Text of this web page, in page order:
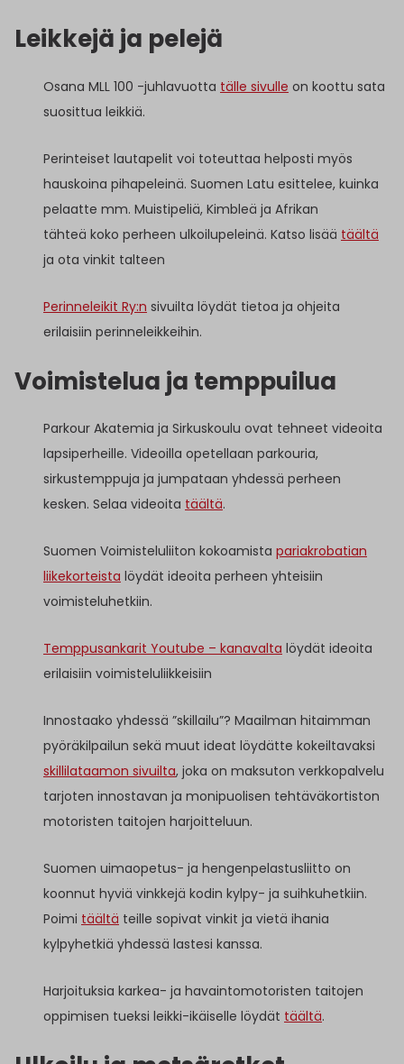
Leikkejä ja pelejä
Osana MLL 100 -juhlavuotta tälle sivulle on koottu sata
suosittua leikkiä.
Perinteiset lautapelit voi toteuttaa helposti myös
hauskoina pihapeleinä. Suomen Latu esittelee, kuinka
pelaatte mm. Muistipeliä, Kimbleä ja Afrikan
tähteä koko perheen ulkoilupeleinä. Katso lisää täältä
ja ota vinkit talteen
Perinneleikit Ry:n sivuilta löydät tietoa ja ohjeita
erilaisiin perinneleikkeihin.
Voimistelua ja temppuilua
Parkour Akatemia ja Sirkuskoulu ovat tehneet videoita
lapsiperheille. Videoilla opetellaan parkouria,
sirkustemppuja ja jumpataan yhdessä perheen
kesken. Selaa videoita täältä.
Suomen Voimisteluliiton kokoamista pariakrobatian
liikekorteista löydät ideoita perheen yhteisiin
voimisteluhetkiin.
Temppusankarit Youtube – kanavalta löydät ideoita
erilaisiin voimisteluliikkeisiin
Innostaako yhdessä ”skillailu”? Maailman hitaimman
pyöräkilpailun sekä muut ideat löydätte kokeiltavaksi
skillilataamon sivuilta, joka on maksuton verkkopalvelu
tarjoten innostavan ja monipuolisen tehtäväkortiston
motoristen taitojen harjoitteluun.
Suomen uimaopetus- ja hengenpelastusliitto on
koonnut hyviä vinkkejä kodin kylpy- ja suihkuhetkiin.
Poimi täältä teille sopivat vinkit ja vietä ihania
kylpyhetkiä yhdessä lastesi kanssa.
Harjoituksia karkea- ja havaintomotoristen taitojen
oppimisen tueksi leikki-ikäiselle löydät täältä.